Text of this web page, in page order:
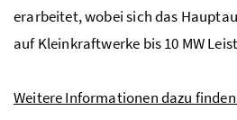
erarbeitet, wobei sich das
auf Kleinkraftwerke bis 10 MW
Weitere Informationen dazu